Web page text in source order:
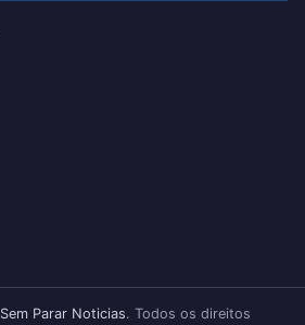
Sem Parar Noticias. Todos os direitos